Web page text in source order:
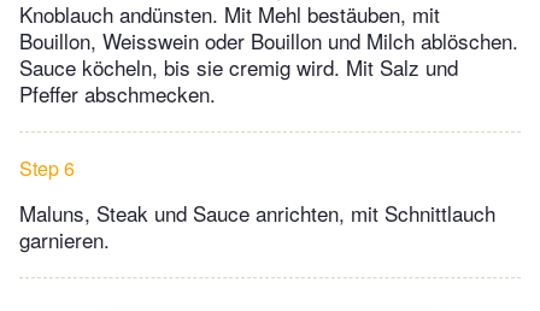
Knoblauch andünsten. Mit Mehl bestäuben, mit
Bouillon, Weisswein oder Bouillon und Milch ablöschen.
Sauce köcheln, bis sie cremig wird. Mit Salz und
Pfeffer abschmecken.
Step 6
Maluns, Steak und Sauce anrichten, mit Schnittlauch
garnieren.